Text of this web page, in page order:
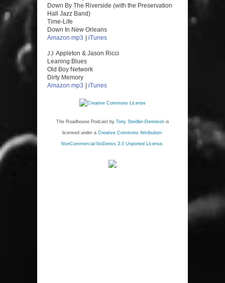
Down By The Riverside (with the Preservation
Hall Jazz Band)
Time-Life
Down In New Orleans
Amazon mp3
iTunes
JJAppleton & Jason Ricci
Leaning Blues
Old Boy Network
Dirty Memory
Amazon mp3
iTunes
The Roadhouse Podcastby Tony Steidler-Dennisonis
licensed under a Creative Commons Attribution-
NonCommercial-NoDerivs 3.0 Unported License.